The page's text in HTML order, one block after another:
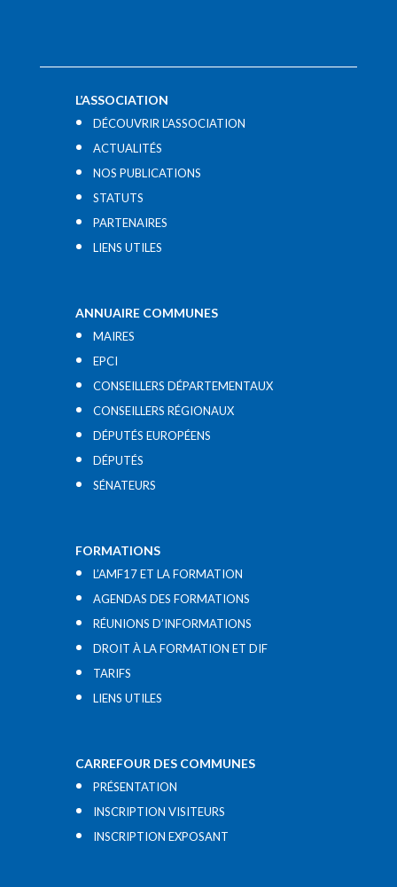
L’ASSOCIATION
DÉCOUVRIR L’ASSOCIATION
ACTUALITÉS
NOS PUBLICATIONS
STATUTS
PARTENAIRES
LIENS UTILES​
ANNUAIRE COMMUNES
MAIRES
EPCI
CONSEILLERS DÉPARTEMENTAUX
CONSEILLERS RÉGIONAUX
DÉPUTÉS EUROPÉENS
DÉPUTÉS
SÉNATEURS
FORMATIONS
L’AMF17 ET LA FORMATION
AGENDAS DES FORMATIONS
RÉUNIONS D’INFORMATIONS
DROIT À LA FORMATION ET DIF
TARIFS
LIENS UTILES​
CARREFOUR DES COMMUNES
PRÉSENTATION
INSCRIPTION VISITEURS
INSCRIPTION EXPOSANT